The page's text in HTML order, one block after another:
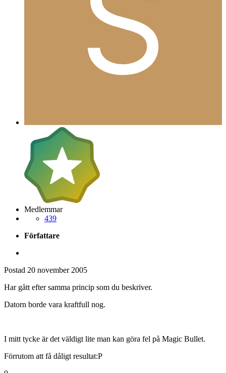
Medlemmar
439
Författare
Postad 20 november 2005
Har gått efter samma princip som du beskriver.
Datorn borde vara kraftfull nog.
I mitt tycke är det väldigt lite man kan göra fel på Magic Bullet.
Förrutom att få dåligt resultat:P